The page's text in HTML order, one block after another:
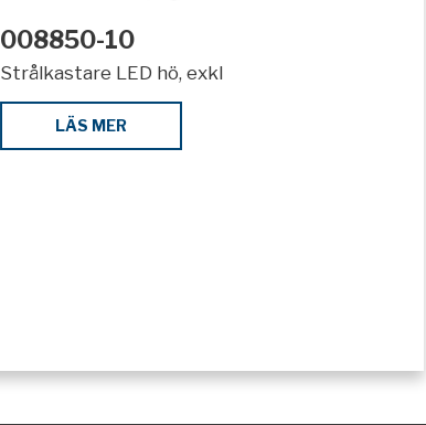
008850-10
Strålkastare LED hö, exkl
LÄS MER